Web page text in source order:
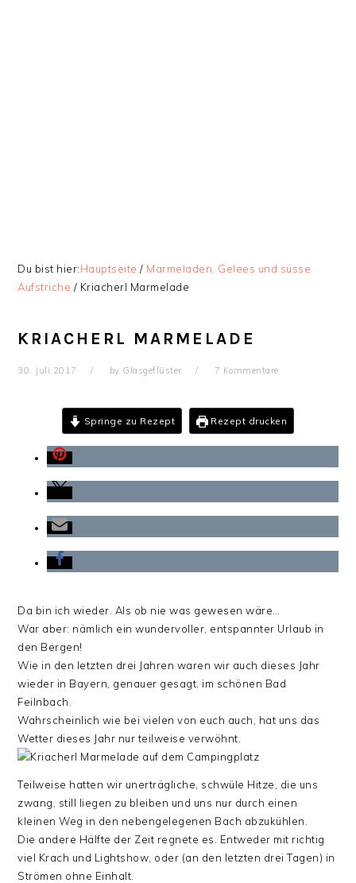
Du bist hier:Hauptseite / Marmeladen, Gelees und süsse
Aufstriche / Kriacherl Marmelade
KRIACHERL MARMELADE
30. Juli 2017 by Glasgeflüster 7 Kommentare
Springe zu Rezept Rezept drucken
Da bin ich wieder. Als ob nie was gewesen wäre…
War aber: nämlich ein wundervoller, entspannter Urlaub in
den Bergen!
Wie in den letzten drei Jahren waren wir auch dieses Jahr
wieder in Bayern, genauer gesagt, im schönen Bad
Feilnbach.
Wahrscheinlich wie bei vielen von euch auch, hat uns das
Wetter dieses Jahr nur teilweise verwöhnt.
Teilweise hatten wir unerträgliche, schwüle Hitze, die uns
zwang, still liegen zu bleiben und uns nur durch einen
kleinen Weg in den nebengelegenen Bach abzukühlen.
Die andere Hälfte der Zeit regnete es. Entweder mit richtig
viel Krach und Lightshow, oder (an den letzten drei Tagen) in
Strömen ohne Einhalt.